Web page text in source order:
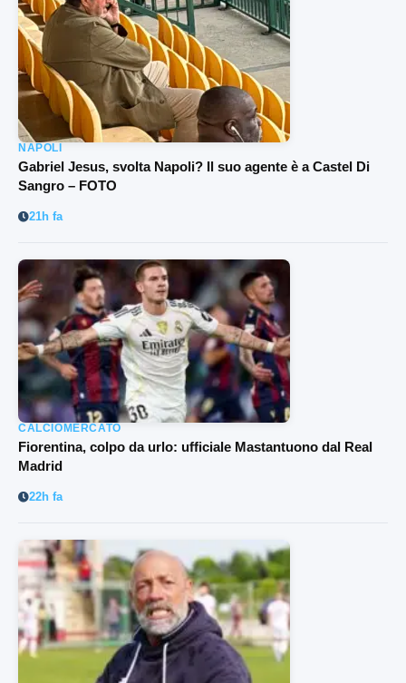
NAPOLI
Gabriel Jesus, svolta Napoli? Il suo agente è a Castel Di
Sangro – FOTO
21h fa
CALCIOMERCATO
Fiorentina, colpo da urlo: ufficiale Mastantuono dal Real
Madrid
22h fa